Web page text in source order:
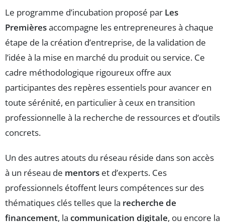
Le programme d’incubation proposé par Les
Premièresaccompagne les entrepreneures à chaque
étape de la création d’entreprise, de la validation de
l’idée à la mise en marché du produit ou service. Ce
cadre méthodologique rigoureux offre aux
participantes des repères essentiels pour avancer en
toute sérénité, en particulier à ceux en transition
professionnelle à la recherche de ressources et d’outils
concrets.
Un des autres atouts du réseau réside dans son accès
à un réseau de mentors et d’experts. Ces
professionnels étoffent leurs compétences sur des
thématiques clés telles que la recherche de
financement, la communication digitale, ou encore la